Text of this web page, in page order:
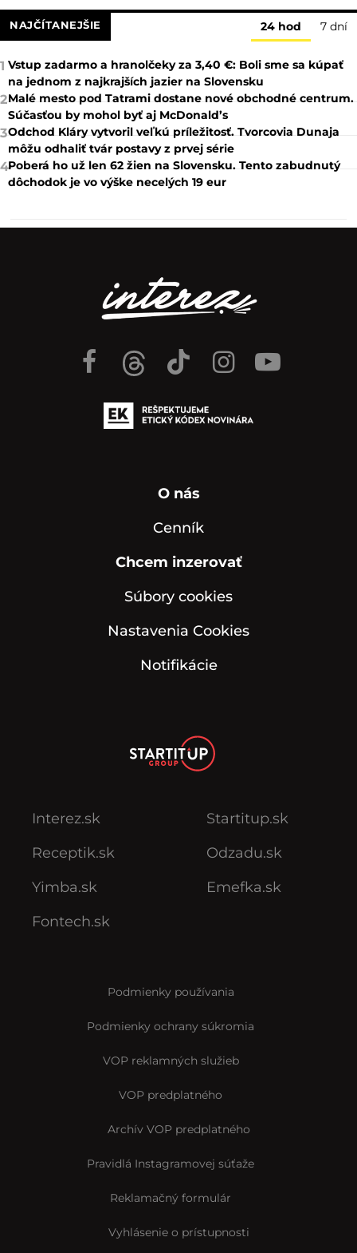
NAJČÍTANEJŠIE 24 hod 7 dní
1 Vstup zadarmo a hranolčeky za 3,40 €: Boli sme sa kúpať
na jednom z najkrajších jazier na Slovensku
2Malé mesto pod Tatrami dostane nové obchodné centrum.
Súčasťou by mohol byť aj McDonald’s
3Odchod Kláry vytvoril veľkú príležitosť. Tvorcovia Dunaja
môžu odhaliť tvár postavy z prvej série
4Poberá ho už len 62 žien na Slovensku. Tento zabudnutý
dôchodok je vo výške necelých 19 eur
O nás
Cenník
Chcem inzerovať
Súbory cookies
Nastavenia Cookies
Notifikácie
Interez.sk
Receptik.sk
Yimba.sk
Fontech.sk
Startitup.sk
Odzadu.sk
Emefka.sk
Podmienky používania
Podmienky ochrany súkromia
VOP reklamných služieb
VOP predplatného
Archív VOP predplatného
Pravidlá Instagramovej súťaže
Reklamačný formulár
Vyhlásenie o prístupnosti